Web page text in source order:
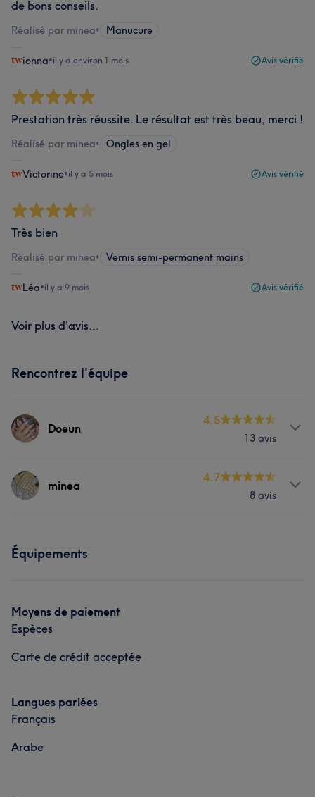
de bons conseils.
Réalisé par minea• Manucure
ionna•il y a environ 1 mois Avis vérifié
Prestation très réussite. Le résultat est très beau, merci !
Réalisé par minea• Ongles en gel
Victorine•il y a 5 mois Avis vérifié
Très bien
Réalisé par minea• Vernis semi-permanent mains
Léa•il y a 9 mois Avis vérifié
Voir plus d'avis...
Rencontrez l'équipe
Doeun
4.5
13 avis
Prestations
minea
4.7
8 avis
Équipements
Moyens de paiement
Espèces
Carte de crédit acceptée
Langues parlées
Français
Arabe